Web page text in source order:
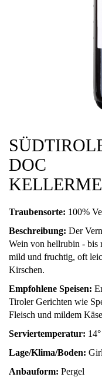
DOC
Traubensorte: 100%
Beschreibung: Der
Wein von hellrubin - bis
mild und fruchtig, oft
Kirschen.
Empfohlene Speisen:
Tiroler Gerichten wie
Fleisch und mildem
Serviertemperatur:
Lage/Klima/Boden:
Anbauform: Pergel